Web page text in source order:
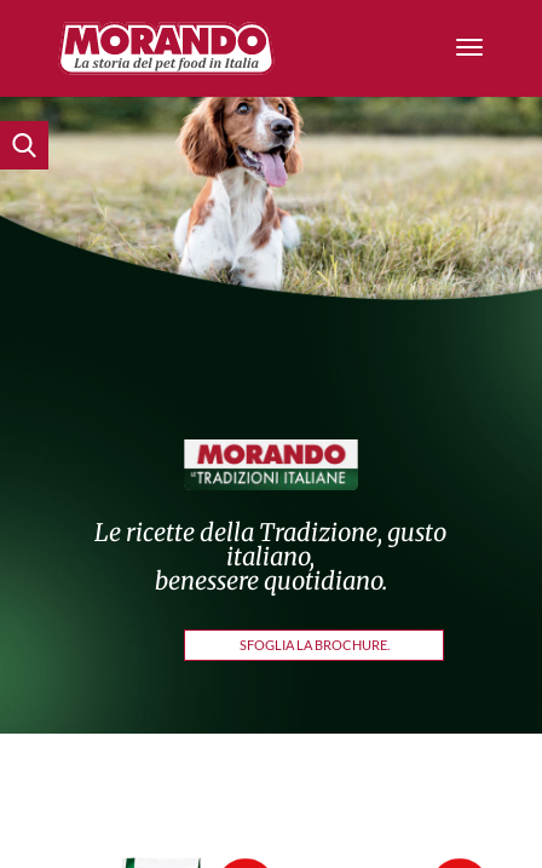
Le ricette della Tradizione, gusto
italiano,
benessere quotidiano.
SFOGLIA LA BROCHURE.